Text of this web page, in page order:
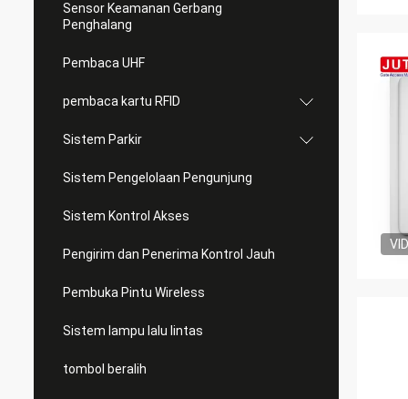
Sensor Keamanan Gerbang
Penghalang
Pembaca UHF
pembaca kartu RFID
Sistem Parkir
Sistem Pengelolaan Pengunjung
Sistem Kontrol Akses
Pengirim dan Penerima Kontrol Jauh
Pembuka Pintu Wireless
Sistem lampu lalu lintas
tombol beralih